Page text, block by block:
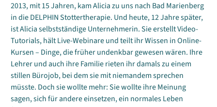
2013, mit 15 Jahren, kam Alicia zu uns nach Bad Marienberg
in die DELPHIN Stottertherapie. Und heute, 12 Jahre später,
ist Alicia selbstständige Unternehmerin. Sie erstellt Video-
Tutorials, hält Live-Webinare und teilt ihr Wissen in Online-
Kursen – Dinge, die früher undenkbar gewesen wären. Ihre
Lehrer und auch ihre Familie rieten ihr damals zu einem
stillen Bürojob, bei dem sie mit niemandem sprechen
müsste. Doch sie wollte mehr: Sie wollte ihre Meinung
sagen, sich für andere einsetzen, ein normales Leben